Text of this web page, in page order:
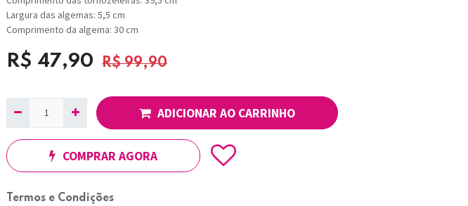
Largura das algemas: 5,5 cm
Comprimento da algema: 30 cm
R$ 47,90 R$99,90
ADICIONAR AO CARRINHO
COMPRAR AGORA
Termos e Condições